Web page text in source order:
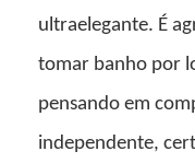
ultraelegante. É
tomar banho por
pensando em
independente,